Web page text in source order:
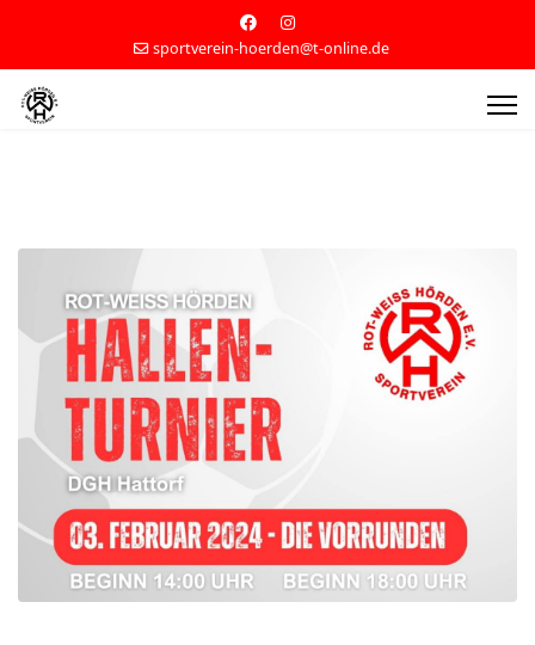
sportverein-hoerden@t-online.de